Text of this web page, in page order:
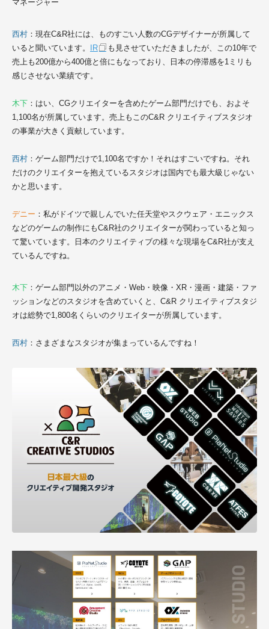
マネージャー
西村 ：現在C&R社には、ものすごい人数のCGデザイナーが所属して
いると聞いています。
IR
も見させていただきましたが、この10年で
売上も200億から400億と倍にもなっており、日本の停滞感を1ミリも
感じさせない業績です。
木下 ：はい、CGクリエイターを含めたゲーム部門だけでも、およそ
1,100名が所属しています。売上もこのC&R クリエイティブスタジオ
の事業が大きく貢献しています 。
西村 ：ゲーム部門だけで1,100名ですか！それはすごいですね。それ
だけのクリエイターを抱えているスタジオは国内でも最大級じゃない
かと思います。
デニー ：私がドイツで親しんでいた任天堂やスクウェア・エニックス
などのゲームの制作にもC&R社のクリエイターが関わっていると知っ
て驚いています。日本のクリエイティブの様々な現場をC&R社が支え
ているんですね。
木下 ：ゲーム部門以外のアニメ・ Web・映像・XR・漫画・建築・ファ
ッションなどのスタジオを含めていくと、C&R クリエイティブスタジ
オは総勢で1,800名くらいのクリエイターが所属しています。
西村 ：さまざまなスタジオが集まっているんですね！